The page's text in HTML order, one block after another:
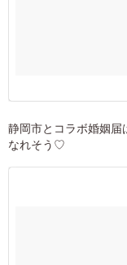
静岡市とコラボ婚姻届
なれそう♡